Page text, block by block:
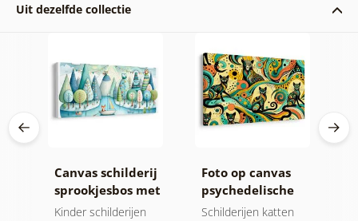
Uit dezelfde collectie
Canvas schilderij
sprookjesbos met
vos en uilen
Kinder schilderijen
Foto op canvas
psychedelische
katten
Schilderijen katten